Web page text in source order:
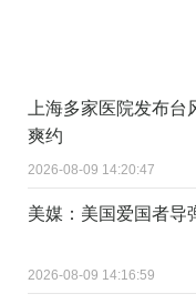
上海多家医院发布
爽约
2026-08-09 14:20:47
美媒：美国爱国者导
2026-08-09 14:16:59